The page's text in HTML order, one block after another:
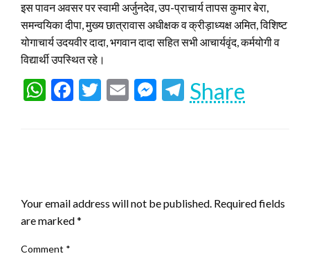
इस पावन अवसर पर स्वामी अर्जुनदेव, उप-प्राचार्य तापस कुमार बेरा,
समन्वयिका दीपा, मुख्य छात्रावास अधीक्षक व क्रीड़ाध्यक्ष अमित, विशिष्ट
योगाचार्य उदयवीर दादा, भगवान दादा सहित सभी आचार्यवृंद, कर्मयोगी व
विद्यार्थी उपस्थित रहे।
WhatsApp
Facebook
Twitter
EmailMessenger
Telegram
Share
Your email address will not be published. Required fields
are marked*
Comment *